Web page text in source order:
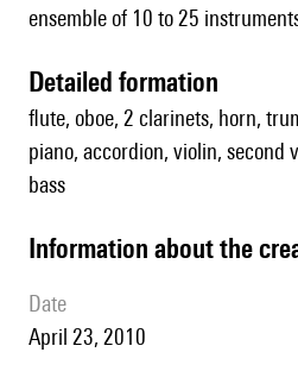
ensemble of 10 to 25
detailed formation
flute, oboe, 2 clarinets, horn,
piano, accordion, violin, second
bass
information about the
date
April 23, 2010